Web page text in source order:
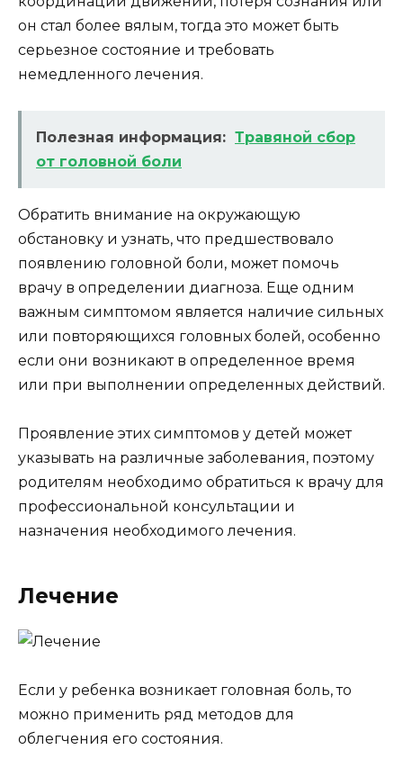
он стал более вялым, тогда это может быть
серьезное состояние и требовать
немедленного лечения.
Полезная информация: Травяной сбор
от головной боли
Обратить внимание на окружающую
обстановку и узнать, что предшествовало
появлению головной боли, может помочь
врачу в определении диагноза. Еще одним
важным симптомом является наличие сильных
или повторяющихся головных болей, особенно
если они возникают в определенное время
или при выполнении определенных действий.
Проявление этих симптомов у детей может
указывать на различные заболевания, поэтому
родителям необходимо обратиться к врачу для
профессиональной консультации и
назначения необходимого лечения.
Лечение
Если у ребенка возникает головная боль, то
можно применить ряд методов для
облегчения его состояния.